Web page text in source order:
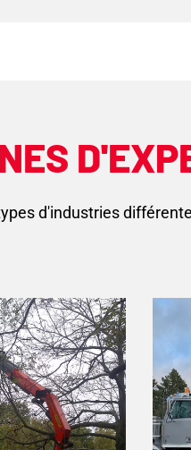
d'industries